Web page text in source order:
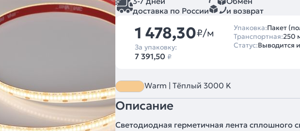
доставка по России
и возврат
1 478,30₽/м
За упаковку:
7 391,50 ₽
Упаковка:Пакет
Транспортная:250
Статус:Выводится
Warm | Тёплый 3000 K
Описание
Светодиодная герметичная лента сплошного